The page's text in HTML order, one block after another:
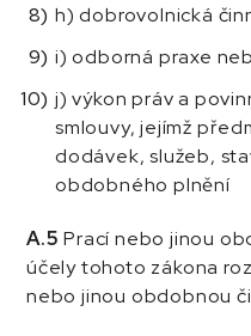
h) dobrovolnická
i) odborná praxe
j) výkon práv a
smlouvy, jejímž
dodávek, služeb,
obdobného plnění
A.5Prací nebo jinou
účely tohoto zákona
nebo jinou obdobnou